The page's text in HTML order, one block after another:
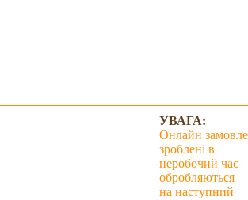
УВАГА:
Онлайн
зроблені в
неробочий час
обробляються
на наступний